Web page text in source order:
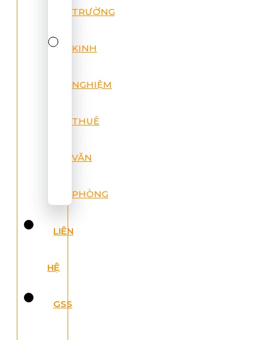
TRƯỜNG
KINH
NGHIỆM
THUÊ
VĂN
PHÒNG
LIÊN
HỆ
GSS